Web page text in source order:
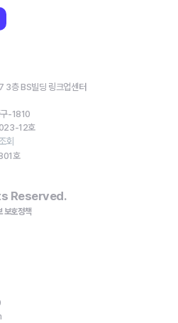
3층 BS빌딩 링크업센터
-1810
12호
회
호
Reserved.
보호정책